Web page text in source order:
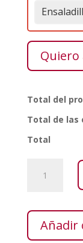
Quiero
Total del
Total de las
Total
cantidad
Añadir